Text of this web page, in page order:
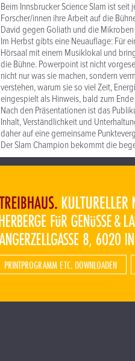
Beim Innsbrucker Science Slam ist
Forscher/innen ihre Arbeit auf die
David gegen Goliath und die
Im Herbst gibts eine Neuauflage: Für
Hörsaal mit einem Musiklokal und
die Bühne. Powerpoint ist nicht
nicht nur was sie machen, sondern
verstehen, warum sie so viel Zeit,
eingespielt als Hinweis, bald zum
Nach den Präsentationen ist das
Inhalt, Verständlichkeit und
daher auf eine gemeinsame
Der Slam Champion bekommt die
PRINTPROGRAMM ETC. DOWNLOADEN